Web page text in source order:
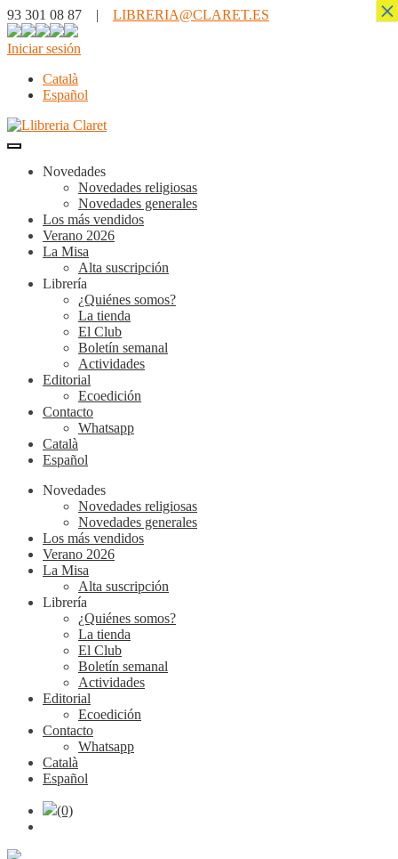
93 301 08 87 | LIBRERIA@CLARET.ES
Iniciar sesión
Català
Español
Novedades
Novedades religiosas
Novedades generales
Los más vendidos
Verano 2026
La Misa
Alta suscripción
Librería
¿Quiénes somos?
La tienda
El Club
Boletín semanal
Actividades
Editorial
Ecoedición
Contacto
Whatsapp
Català
Español
Novedades
Novedades religiosas
Novedades generales
Los más vendidos
Verano 2026
La Misa
Alta suscripción
Librería
¿Quiénes somos?
La tienda
El Club
Boletín semanal
Actividades
Editorial
Ecoedición
Contacto
Whatsapp
Català
Español
(0)
×